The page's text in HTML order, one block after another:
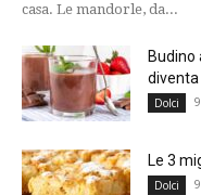
casa. Le mandorle, da...
Budino
Dolci
Le 3
Dolci